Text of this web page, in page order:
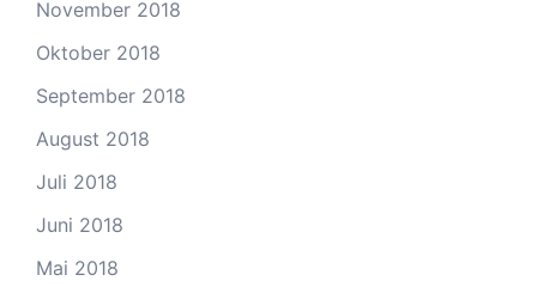
November 2018
Oktober 2018
September 2018
August 2018
Juli 2018
Juni 2018
Mai 2018